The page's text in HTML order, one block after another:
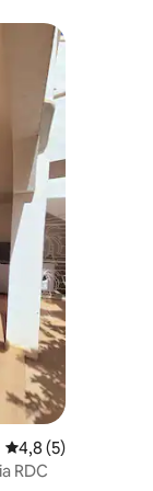
4,8 de uma
4,8 (5)
RDC